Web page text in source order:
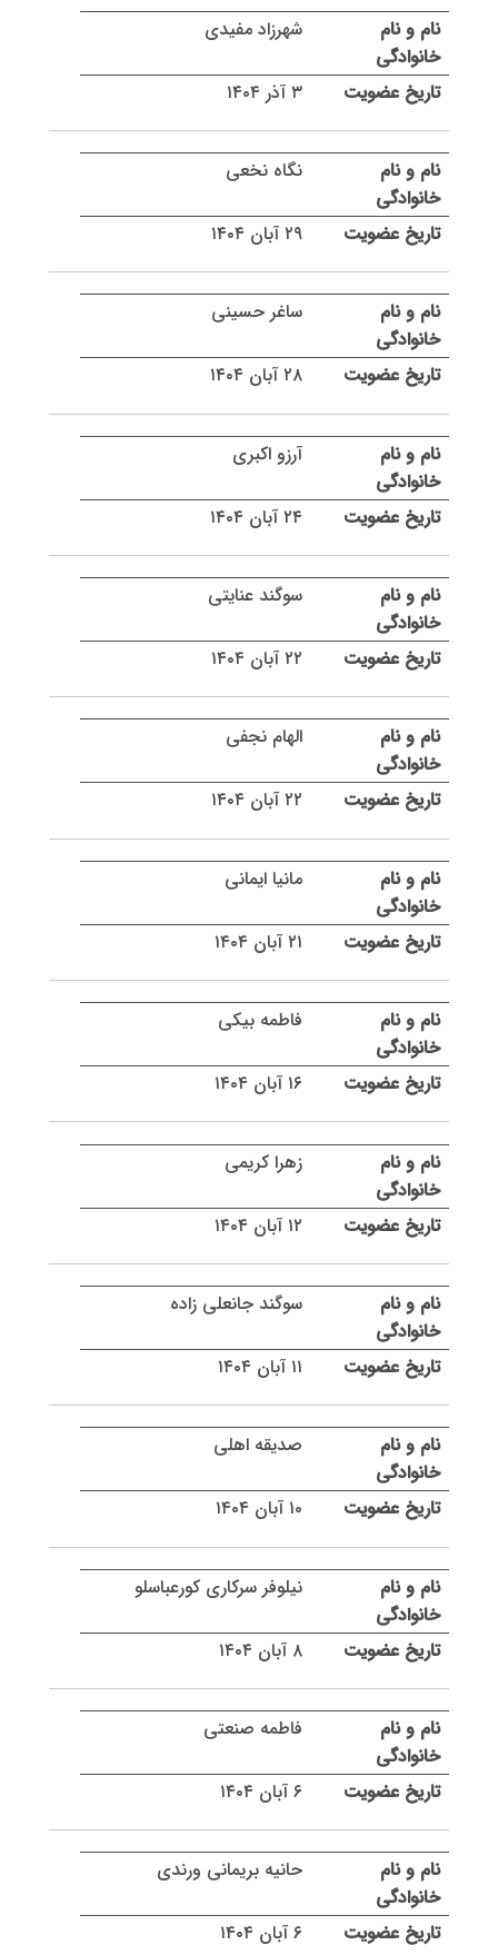
شهرزاد مفیدی
۳ آذر ۱۴۰۴
نگاه نخعی
۲۹ آبان ۱۴۰۴
ساغر حسینی
۲۸ آبان ۱۴۰۴
آرزو اکبری
۲۴ آبان ۱۴۰۴
سوگند عنایتی
۲۲ آبان ۱۴۰۴
الهام نجفی
۲۲ آبان ۱۴۰۴
مانیا ایمانی
۲۱ آبان ۱۴۰۴
فاطمه بیکی
۱۶ آبان ۱۴۰۴
زهرا کریمی
۱۲ آبان ۱۴۰۴
سوگند جانعلی زاده
۱۱ آبان ۱۴۰۴
صدیقه اهلی
۱۰ آبان ۱۴۰۴
نیلوفر سرکاری کورعباسلو
۸ آبان ۱۴۰۴
فاطمه صنعتی
۶ آبان ۱۴۰۴
حانیه بریمانی ورندی
۶ آبان ۱۴۰۴